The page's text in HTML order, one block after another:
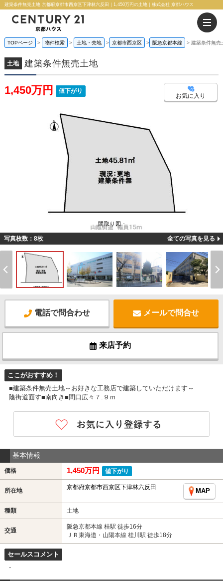
建築条件無売土地 京都府京都市西京区下津林六反田｜1,450万円の土地｜株式会社 京都ハウス
TOPページ 物件検索 土地・売地 京都市西京区 阪急京都本線 建築条件無売
土地 建築条件無売土地
1,450万円 値下がり
お気に入り
間取り図 -
写真枚数：8枚 全ての写真を見る
電話で問合わせ メールで問合せ
来店予約
ここがおすすめ！
■建築条件無売土地～お好きな工務店で建築していただけます～
陰街道面す■南向き■間口広々７.９ｍ
基本情報
価格 1,450万円 値下がり
所在地 京都府京都市西京区下津林六反田
MAP
種類 土地
交通
阪急京都本線 桂駅 徒歩16分
ＪＲ東海道・山陽本線 桂川駅 徒歩18分
セールスコメント
-